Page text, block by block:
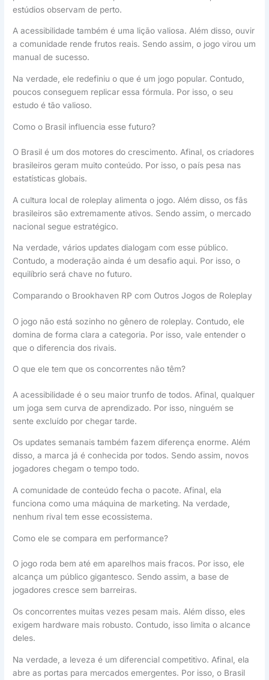
estúdios observam de perto.
A acessibilidade também é uma lição valiosa. Além disso, ouvir
a comunidade rende frutos reais. Sendo assim, o jogo virou um
manual de sucesso.
Na verdade, ele redefiniu o que é um jogo popular. Contudo,
poucos conseguem replicar essa fórmula. Por isso, o seu
estudo é tão valioso.
Como o Brasil influencia esse futuro?
O Brasil é um dos motores do crescimento. Afinal, os criadores
brasileiros geram muito conteúdo. Por isso, o país pesa nas
estatísticas globais.
A cultura local de roleplay alimenta o jogo. Além disso, os fãs
brasileiros são extremamente ativos. Sendo assim, o mercado
nacional segue estratégico.
Na verdade, vários updates dialogam com esse público.
Contudo, a moderação ainda é um desafio aqui. Por isso, o
equilíbrio será chave no futuro.
Comparando o Brookhaven RP com Outros Jogos de Roleplay
O jogo não está sozinho no gênero de roleplay. Contudo, ele
domina de forma clara a categoria. Por isso, vale entender o
que o diferencia dos rivais.
O que ele tem que os concorrentes não têm?
A acessibilidade é o seu maior trunfo de todos. Afinal, qualquer
um joga sem curva de aprendizado. Por isso, ninguém se
sente excluído por chegar tarde.
Os updates semanais também fazem diferença enorme. Além
disso, a marca já é conhecida por todos. Sendo assim, novos
jogadores chegam o tempo todo.
A comunidade de conteúdo fecha o pacote. Afinal, ela
funciona como uma máquina de marketing. Na verdade,
nenhum rival tem esse ecossistema.
Como ele se compara em performance?
O jogo roda bem até em aparelhos mais fracos. Por isso, ele
alcança um público gigantesco. Sendo assim, a base de
jogadores cresce sem barreiras.
Os concorrentes muitas vezes pesam mais. Além disso, eles
exigem hardware mais robusto. Contudo, isso limita o alcance
deles.
Na verdade, a leveza é um diferencial competitivo. Afinal, ela
abre as portas para mercados emergentes. Por isso, o Brasil